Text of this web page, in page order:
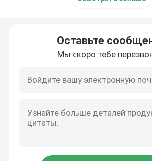
Оставьте
Мы скоро тебе